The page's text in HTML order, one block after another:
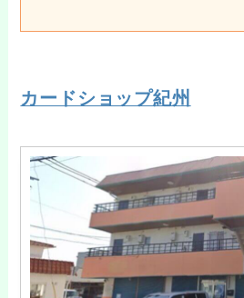
カードショップ紀州